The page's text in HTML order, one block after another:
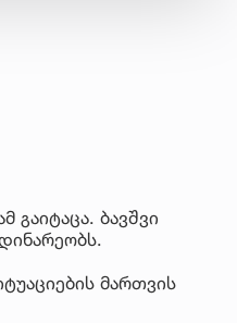
გაიტაცა. ბავშვი
მართვის